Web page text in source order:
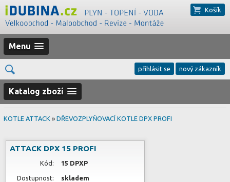
Košík
Menu
přihlásit se nový zákazník
Katalog zboží
KOTLE ATTACK » DŘEVOZPLYŇOVACÍ KOTLE DPX PROFI
ATTACK DPX 15 PROFI
Kód: 15 DPXP
Dostupnost: skladem